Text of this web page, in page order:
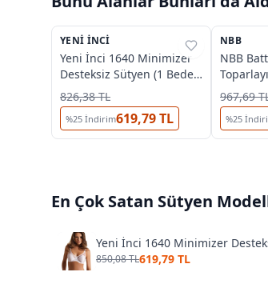
%27
YENI İNCI
Yeni İnci 1640 Minimizer
Desteksiz Sütyen (1 Beden
Küçültür)
826,38 TL
%25 İndirim619,79 TL
%45
NBB
NBB
967,69
%25
En Çok Satan Sütyen
Yeni İnci 1640 Minimizer
850,08 TL619,79 TL